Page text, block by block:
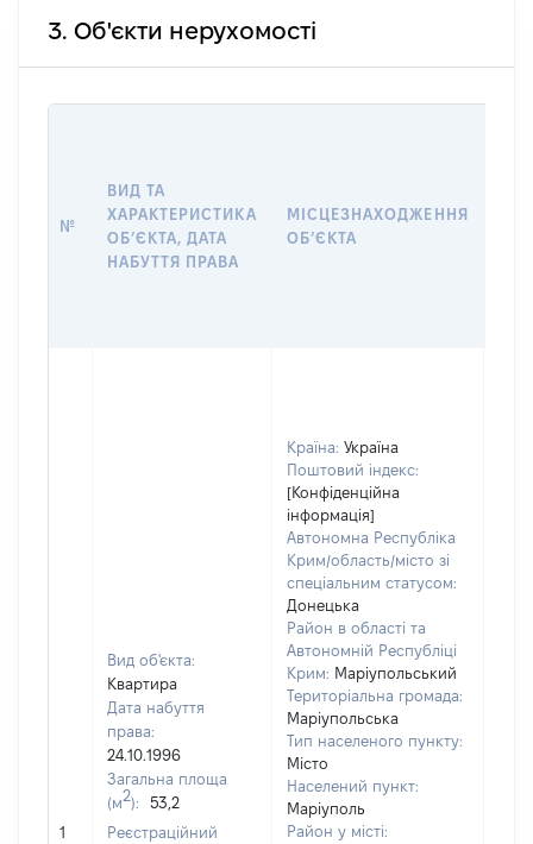
3. Об'єкти нерухомості
№
ВИД ТА
ХАРАКТЕРИСТИКА
ОБʼЄКТА, ДАТА
НАБУТТЯ ПРАВА
МІСЦЕЗНАХОДЖЕННЯ
ОБʼЄКТА
1
Вид об'єкта:
Квартира
Дата набуття
права:
24.10.1996
Загальна площа
(м2):
53,2
Реєстраційний
Країна: Україна
Поштовий індекс:
[Конфіденційна
інформація]
Автономна Республіка
Крим/область/місто зі
спеціальним статусом:
Донецька
Район в області та
Автономній Республіці
Крим: Маріупольський
Територіальна громада:
Маріупольська
Тип населеного пункту:
Місто
Населений пункт:
Маріуполь
Район у місті: